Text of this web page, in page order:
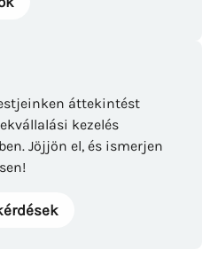
áttekintést
kezelés
Jöjjön el, és ismerjen